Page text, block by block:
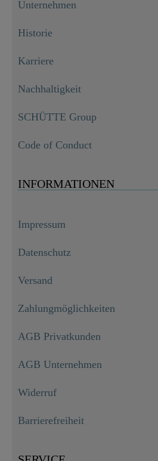
Unternehmen
Historie
Karriere
Nachhaltigkeit
SCHÜTTE Group
Code of Conduct
INFORMATIONEN
Impressum
Datenschutz
Versand
Zahlungmöglichkeiten
AGB Privatkunden
AGB Unternehmen
Widerruf
Barrierefreiheit